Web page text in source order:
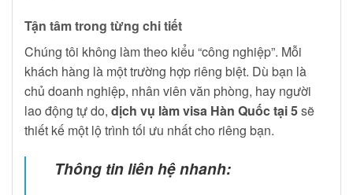
Tận tâm trong từng chi tiết
Chúng tôi không làm theo kiểu “công nghiệp”. Mỗi
khách hàng là một trường hợp riêng biệt. Dù bạn là
chủ doanh nghiệp, nhân viên văn phòng, hay người
lao động tự do, dịch vụ làm visa Hàn Quốc tại 5sẽ
thiết kế một lộ trình tối ưu nhất cho riêng bạn.
Thông tin liên hệ nhanh: